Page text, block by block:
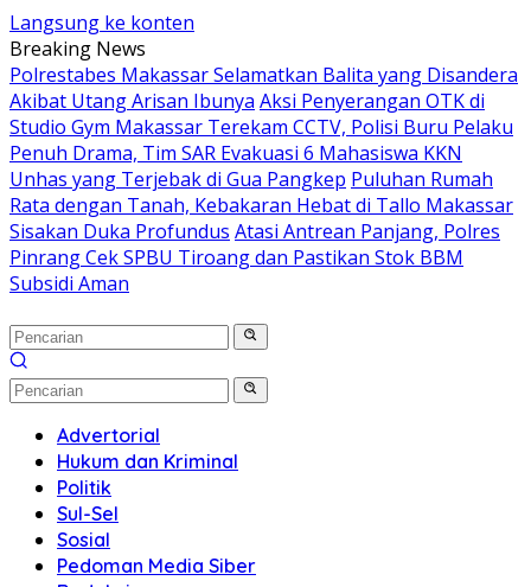
Langsung ke konten
Breaking News
Polrestabes Makassar Selamatkan Balita yang Disandera
Akibat Utang Arisan Ibunya Aksi Penyerangan OTK di
Studio Gym Makassar Terekam CCTV, Polisi Buru Pelaku
Penuh Drama, Tim SAR Evakuasi 6 Mahasiswa KKN
Unhas yang Terjebak di Gua Pangkep Puluhan Rumah
Rata dengan Tanah, Kebakaran Hebat di Tallo Makassar
Sisakan Duka Profundus Atasi Antrean Panjang, Polres
Pinrang Cek SPBU Tiroang dan Pastikan Stok BBM
Subsidi Aman
Advertorial
Hukum dan Kriminal
Politik
Sul-Sel
Sosial
Pedoman Media Siber